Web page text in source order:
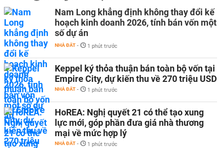
Nam Long khẳng định không thay đổi kế
hoạch kinh doanh 2026, tính bán vốn một
số dự án
NHÀ ĐẤT - 1 phút trước
Keppel ký thỏa thuận bán toàn bộ vốn tại
Empire City, dự kiến thu về 270 triệu USD
NHÀ ĐẤT - 1 phút trước
HoREA: Nghị quyết 21 có thể tạo xung
lực mới, góp phần đưa giá nhà thương
mại về mức hợp lý
NHÀ ĐẤT - 1 phút trước